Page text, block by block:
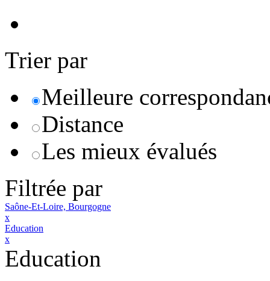
Trier par
Meilleure
Distance
Les mieux évalués
Filtrée par
Saône-Et-Loire, Bourgogne
x
Education
x
Education